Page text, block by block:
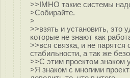
>>IMHO такие системы
>Собирайте.
>
>>взять и установить, это
которые не знают как
>>вся связка, и не парятся
стабильности, а так же
>>С этим проектом знаком
>Я знаком с многими